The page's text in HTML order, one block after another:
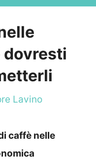
dovresti
Lavino
caffè nelle